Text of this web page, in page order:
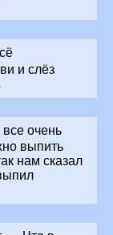
и слёз
все очень
выпить
нам сказал